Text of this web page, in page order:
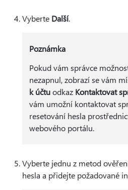
Vyberte Další.
Poznámka
Pokud vám správce
nezapnul, zobrazí se vám
k účtuodkaz Kontaktovat
vám umožní kontaktovat
resetování hesla
webového portálu.
Vyberte jednu z metod
hesla a přidejte požadované